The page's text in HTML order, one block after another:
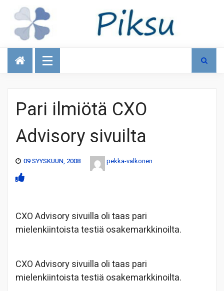
Talous
Pari ilmiötä CXO
Advisory sivuilta
09 SYYSKUUN, 2008 pekka-valkonen
CXO Advisory sivuilla oli taas pari
mielenkiintoista testiä osakemarkkinoilta.
CXO Advisory sivuilla oli taas pari
mielenkiintoista testiä osakemarkkinoilta.